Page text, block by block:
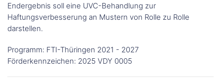
Endergebnis soll eine UVC-Behandlung zur
Haftungsverbesserung an Mustern von Rolle zu Rolle
darstellen.
Programm: FTI-Thüringen 2021 - 2027
Förderkennzeichen: 2025 VDY 0005